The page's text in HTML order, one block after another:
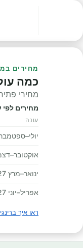
מחירים
כמה
מחירי
מחירים לפי
עונה
יולי–ספטמבר
אוקטובר–דצמבר
ינואר–מרץ 2027
אפריל–יוני 2027
ראו איך